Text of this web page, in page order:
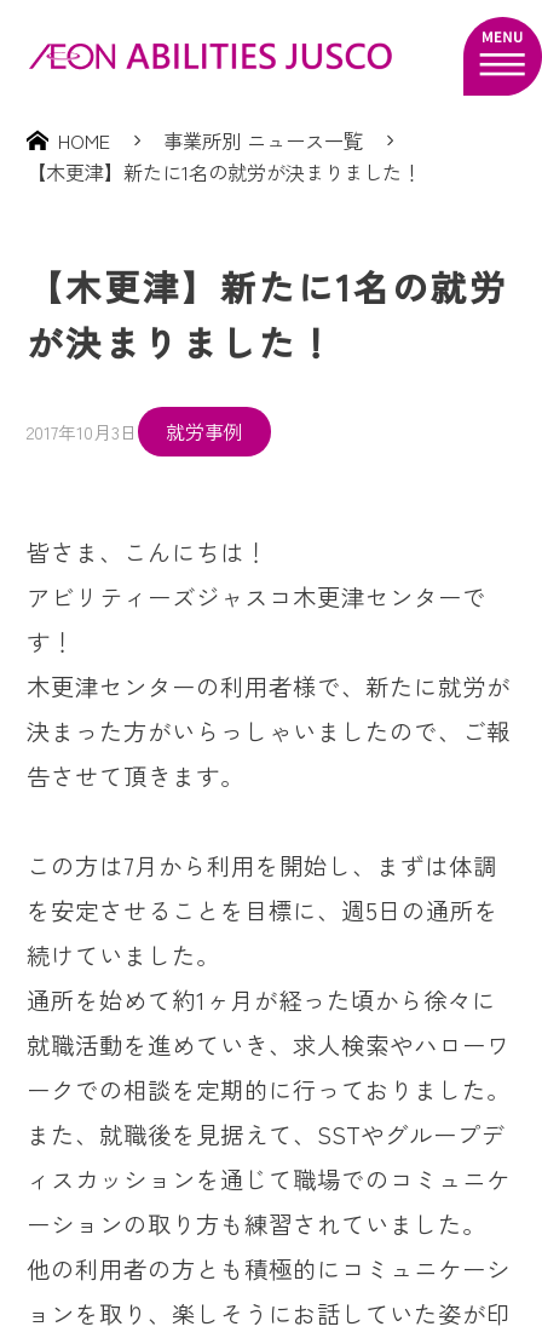
HOME
事業所別 ニュース一覧
【木更津】新たに1名の就労が決まりました！
【木更津】新たに1名の就労
が決まりました！
2017年10月3日 就労事例
皆さま、こんにちは！
アビリティーズジャスコ木更津センターで
す！
木更津センターの利用者様で、新たに就労が
決まった方がいらっしゃいましたので、ご報
告させて頂きます。
この方は7月から利用を開始し、まずは体調
を安定させることを目標に、週5日の通所を
続けていました。
通所を始めて約1ヶ月が経った頃から徐々に
就職活動を進めていき、求人検索やハローワ
ークでの相談を定期的に行っておりました。
また、就職後を見据えて、SSTやグループデ
ィスカッションを通じて職場でのコミュニケ
ーションの取り方も練習されていました。
他の利用者の方とも積極的にコミュニケーシ
ョンを取り、楽しそうにお話していた姿が印